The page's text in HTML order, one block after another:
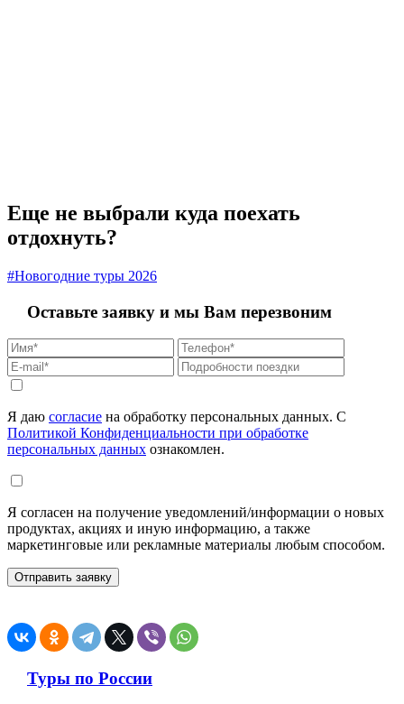
Еще не выбрали куда поехать
отдохнуть?
#Новогодние туры 2026
Оставьте заявку и мы Вам перезвоним
Я даю согласие на обработку персональных данных. С
Политикой Конфиденциальности при обработке
персональных данных ознакомлен.
Я согласен на получение уведомлений/информации о новых
продуктах, акциях и иную информацию, а также
маркетинговые или рекламные материалы любым способом.
Туры по России